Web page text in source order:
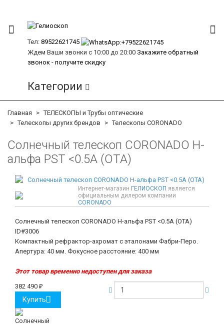
Тел: 89522621745
Ждем Ваши звонки с 10:00 до 20:00 Закажите обратный
звонок - получите скидку
Категории
Главная
ТЕЛЕСКОПЫ и Трубы оптические
Телескопы других брендов
Телескопы CORONADO
Солнечный телескоп CORONADO H-
альфа PST <0.5A (OTA)
Интернет-магазин ГЕЛИОСКОП является
официальным дилером компании
CORONADO
Солнечный телескоп CORONADO H-альфа PST <0.5A (OTA)
ID#3006
Компактный рефрактор-ахромат с эталонами Фабри-Перо.
Апертура: 40 мм. Фокусное расстояние: 400 мм
Этот товар временно недоступен для заказа
382 490 ₽
Купить